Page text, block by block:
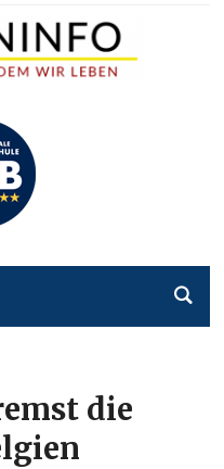
die